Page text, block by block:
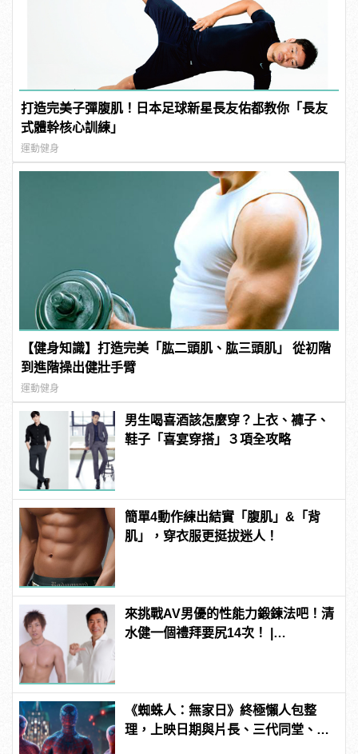
打造完美子彈腹肌！日本足球新星長友佑都教你「長友
式體幹核心訓練」
運動健身
【健身知識】打造完美「肱二頭肌、肱三頭肌」 從初階
到進階操出健壯手臂
運動健身
男生喝喜酒該怎麼穿？上衣、褲子、
鞋子「喜宴穿搭」３項全攻略
簡單4動作練出結實「腹肌」&「背
肌」，穿衣服更挺拔迷人！
來挑戰AV男優的性能力鍛鍊法吧！清
水健一個禮拜要尻14次！ |
《蜘蛛人：無家日》終極懶人包整
理，上映日期與片長、三代同堂、湯